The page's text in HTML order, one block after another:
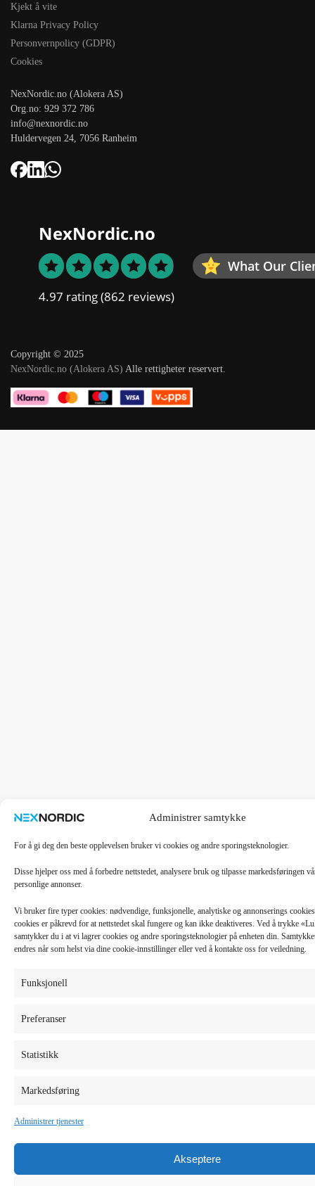
Administrer samtykke
For å gi deg den beste opplevelsen bruker vi cookies og andre sporingsteknologier.
Disse hjelper oss med å forbedre nettstedet, analysere bruk og tilpasse markedsføringen
personlige annonser.
Vi bruker fire typer cookies: nødvendige, funksjonelle, analytiske og annonserings
cookies er påkrevd for at nettstedet skal fungere og kan ikke deaktiveres. Ved å trykke
samtykker du i at vi lagrer cookies og andre sporingsteknologier på enheten din.
endres når som helst via dine cookie-innstillinger eller ved å kontakte oss for veiledning.
Funksjonell
Preferanser
Statistikk
Markedsføring
Administrer tjenester
Akseptere
Kjekt å vite
Klarna Privacy Policy
Personvernpolicy (GDPR)
Cookies
NexNordic.no (Alokera AS)
Org.no: 929 372 786
info@nexnordic.no
Huldervegen 24, 7056 Ranheim
NexNordic.no
What Our
4.97 rating(862 reviews)
Copyright © 2025
NexNordic.no (Alokera AS) Alle rettigheter reservert.